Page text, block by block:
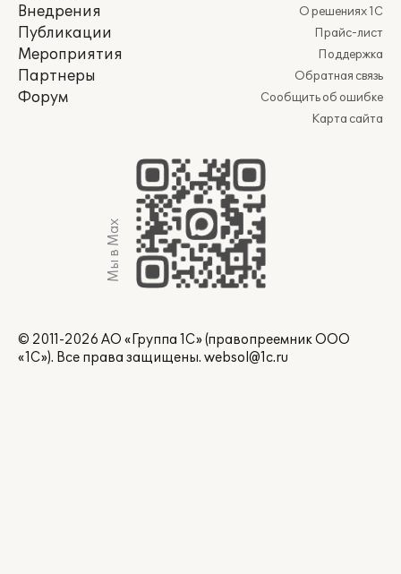
Внедрения
Публикации
Мероприятия
Партнеры
Форум
О решениях 1С
Прайс-лист
Поддержка
Обратная связь
Сообщить об ошибке
Карта сайта
Мы в Max
© 2011-2026 АО «Группа 1С» (правопреемник ООО
«1С»). Все права защищены. websol@1c.ru